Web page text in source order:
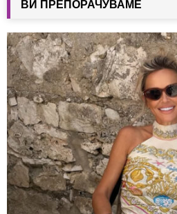
ВИ ПРЕПОРАЧУВАМЕ